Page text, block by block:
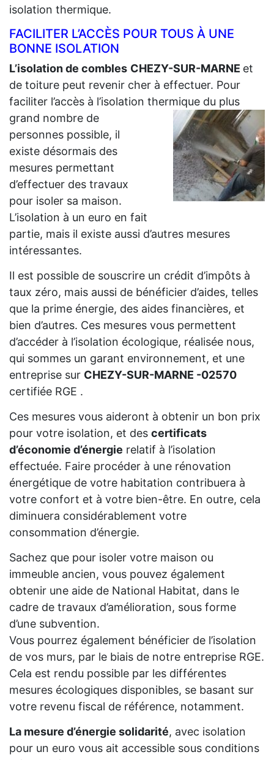
isolation thermique.
FACILITER L’ACCÈS POUR TOUS À UNE
BONNE ISOLATION
L’isolation de combles CHEZY-SUR-MARNE et
de toiture peut revenir cher à effectuer. Pour
faciliter l’accès à l’isolation thermique du plus
grand nombre de
personnes possible, il
existe désormais des
mesures permettant
d’effectuer des travaux
pour isoler sa maison.
L’isolation à un euro en fait
partie, mais il existe aussi d’autres mesures
intéressantes.
Il est possible de souscrire un crédit d’impôts à
taux zéro, mais aussi de bénéficier d’aides, telles
que la prime énergie, des aides financières, et
bien d’autres. Ces mesures vous permettent
d’accéder à l’isolation écologique, réalisée nous,
qui sommes un garant environnement, et une
entreprise sur CHEZY-SUR-MARNE -02570
certifiée RGE .
Ces mesures vous aideront à obtenir un bon prix
pour votre isolation, et des certificats
d’économie d’énergie relatif à l’isolation
effectuée. Faire procéder à une rénovation
énergétique de votre habitation contribuera à
votre confort et à votre bien-être. En outre, cela
diminuera considérablement votre
consommation d’énergie.
Sachez que pour isoler votre maison ou
immeuble ancien, vous pouvez également
obtenir une aide de National Habitat, dans le
cadre de travaux d’amélioration, sous forme
d’une subvention.
Vous pourrez également bénéficier de l’isolation
de vos murs, par le biais de notre entreprise RGE.
Cela est rendu possible par les différentes
mesures écologiques disponibles, se basant sur
votre revenu fiscal de référence, notamment.
La mesure d’énergie solidarité, avec isolation
pour un euro vous ait accessible sous conditions